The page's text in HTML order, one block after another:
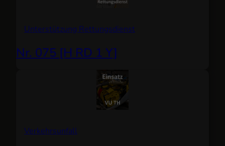
Unterstützung Rettungsdienst
Nr. 075 [H RD 1 Y]
Verkehrsunfall